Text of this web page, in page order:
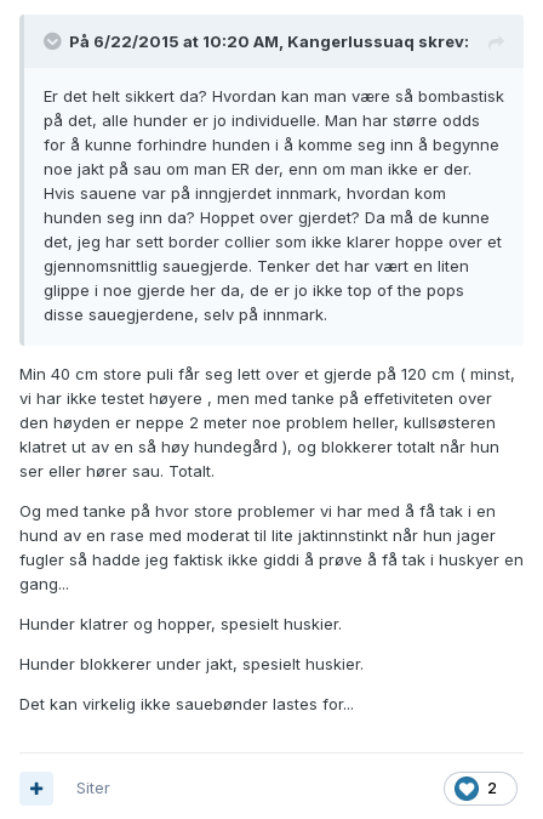
På 6/22/2015 at 10:20 AM, Kangerlussuaq skrev:
Er det helt sikkert da? Hvordan kan man være så bombastisk
på det, alle hunder er jo individuelle. Man har større odds
for å kunne forhindre hunden i å komme seg inn å begynne
noe jakt på sau om man ER der, enn om man ikke er der.
Hvis sauene var på inngjerdet innmark, hvordan kom
hunden seg inn da? Hoppet over gjerdet? Da må de kunne
det, jeg har sett border collier som ikke klarer hoppe over et
gjennomsnittlig sauegjerde. Tenker det har vært en liten
glippe i noe gjerde her da, de er jo ikke top of the pops
disse sauegjerdene, selv på innmark.
Min 40 cm store puli får seg lett over et gjerde på 120 cm ( minst,
vi har ikke testet høyere , men med tanke på effetiviteten over
den høyden er neppe 2 meter noe problem heller, kullsøsteren
klatret ut av en så høy hundegård ), og blokkerer totalt når hun
ser eller hører sau. Totalt.
Og med tanke på hvor store problemer vi har med å få tak i en
hund av en rase med moderat til lite jaktinnstinkt når hun jager
fugler så hadde jeg faktisk ikke giddi å prøve å få tak i huskyer en
gang...
Hunder klatrer og hopper, spesielt huskier.
Hunder blokkerer under jakt, spesielt huskier.
Det kan virkelig ikke sauebønder lastes for...
2
Siter